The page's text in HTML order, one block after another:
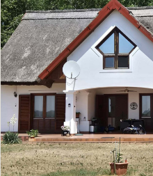
Cocina equipada
Cocina office
Bañera
Apartamento
independiente